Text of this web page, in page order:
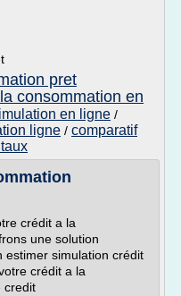
pret
consommation en
en ligne /
ligne / comparatif
crédit a la
une solution
simulation crédit
crédit a la
credit